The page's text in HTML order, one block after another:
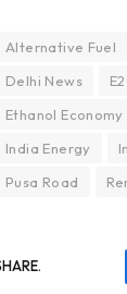
Alternative Fuel
Delhi News
Ethanol Economy
India Energy
Pusa Road